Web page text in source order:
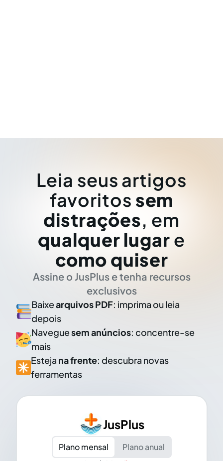
Leia seus artigos
favoritos sem
distrações, em
qualquer lugar e
como quiser
Assine o JusPlus e tenha recursos
exclusivos
Baixearquivos PDF: imprima ou leia
depois
Naveguesem anúncios: concentre-se
mais
Esteja na frente: descubra novas
ferramentas
JusPlus
Plano mensal
Plano anual